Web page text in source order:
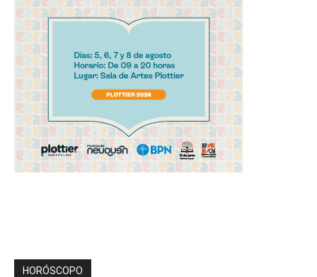
HORÓSCOPO